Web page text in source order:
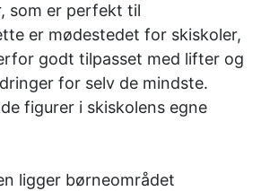
som er perfekt til
er mødestedet for skiskoler,
godt tilpasset med lifter og
for selv de mindste.
figurer i skiskolens egne
ligger børneområdet